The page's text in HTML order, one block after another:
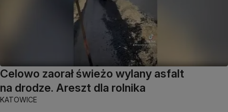
Celowo zaorał świeżo wylany asfalt
na drodze. Areszt dla rolnika
KATOWICE